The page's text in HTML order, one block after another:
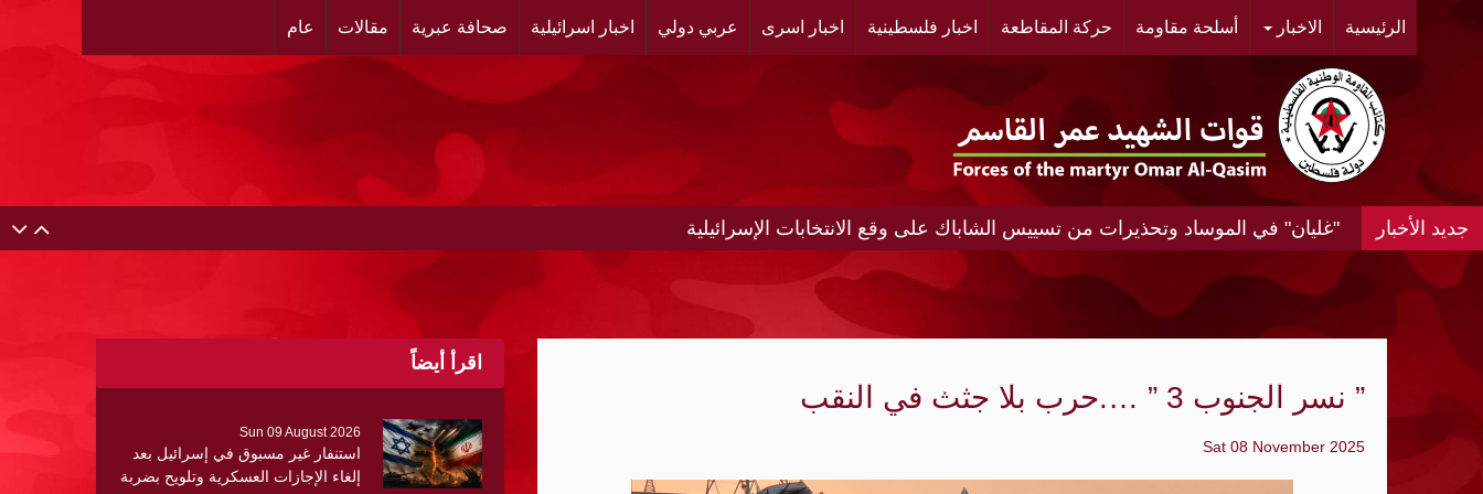
الرئيسية الاخبار أسلحة مقاومة حركة المقاطعة اخبار فلسطينية اخبار اسرى عربي دولي اخبار اسرائيلية صحافة عبرية مقالات عام
"غليان" في الموساد وتحذيرات من تسييس الشاباك على وقع الانتخابات الإسرائيلية
فيدان: مصر قد تنضم لتحالف تركيا والسعودية وباكستان..ومناورة عسكرية مشتركة قريبا
الديمقراطيون يخططون لتحقيقات حول ترامب إذا فازوا بمجلس النواب
السعودية: إخماد حريق في منشأة تابعة لمصفاة أرامكو بجازان
الشيوخ الأميركي يقر مشروع تمويل مؤقتاً لتجنب إغلاق الحكومة
” نسر الجنوب 3 ” ….حرب بلا جثث في النقب
Sat 08 November 2025
اقرأ أيضاً
Sun 09 August 2026
استنفار غير مسبوق في إسرائيل بعد
إلغاء الإجازات العسكرية وتلويح بضربة